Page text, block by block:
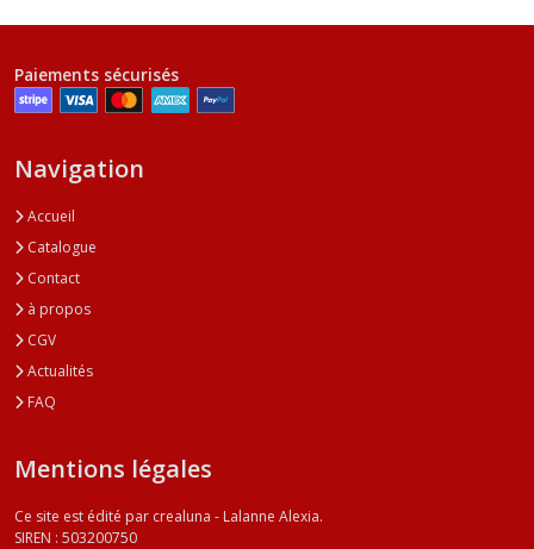
Paiements sécurisés
Navigation
Accueil
Catalogue
Contact
à propos
CGV
Actualités
FAQ
Mentions légales
Ce site est édité par crealuna - Lalanne Alexia.
SIREN : 503200750